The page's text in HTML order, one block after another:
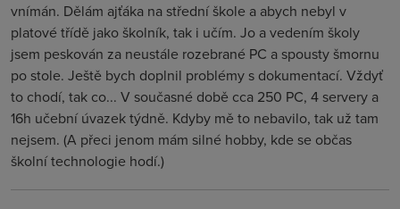
vnímán. Dělám ajťáka na střední škole a abych nebyl v
platové třídě jako školník, tak i učím. Jo a vedením školy
jsem peskován za neustále rozebrané PC a spousty šmornu
po stole. Ještě bych doplnil problémy s dokumentací. Vždyť
to chodí, tak co... V současné době cca 250 PC, 4 servery a
16h učební úvazek týdně. Kdyby mě to nebavilo, tak už tam
nejsem. (A přeci jenom mám silné hobby, kde se občas
školní technologie hodí.)